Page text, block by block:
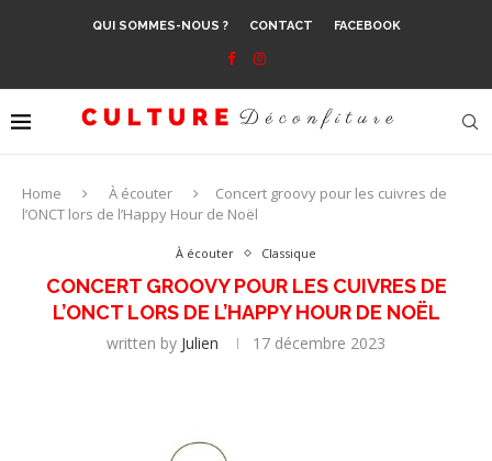
QUI SOMMES-NOUS ? CONTACT FACEBOOK
Home À écouter
Concert groovy pour les cuivres de
l’ONCT lors de l’Happy Hour de Noël
À écouter Classique
CONCERT GROOVY POUR LES CUIVRES DE
L’ONCT LORS DE L’HAPPY HOUR DE NOËL
written by Julien 17 décembre 2023